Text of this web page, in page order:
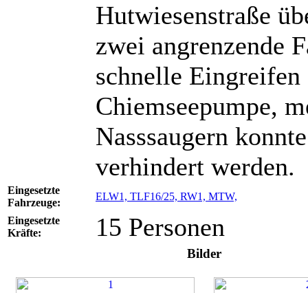
Hutwiesenstraße
zwei angrenzende
schnelle
Chiemseepumpe,
Nasssaugern
verhindert werden.
Eingesetzte
Fahrzeuge:
ELW1, TLF16/25, RW1, MTW,
Eingesetzte
Kräfte:
15 Personen
Bilder